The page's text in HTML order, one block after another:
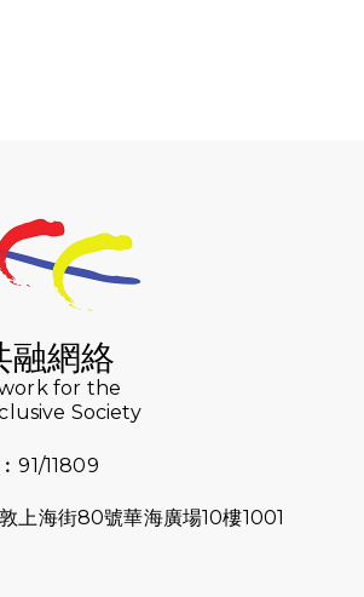
猛龍長跑隊恆常練習 - 7月23日
（19:00開始）
猛龍長跑隊恆常練習 - 7月16日
【猛龍戈壁118公里分享暨香港傷健共
融網絡15周年晚宴】
猛龍長跑隊恆常練習 - 7月9日（19:00
融網絡
for the
Society
11809
上海街80號華海廣場10樓1001